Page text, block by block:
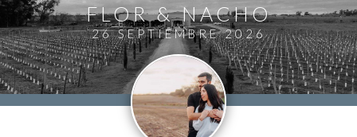
FLOR NACHO
26 SEPTIEMBRE 2026